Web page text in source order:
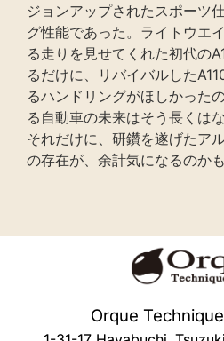
ジョンアップされたスポーツ
グ性能であった。ライトウエ
る走りを見せてくれた初代の
るだけに、リバイバルした
るハンドリングがほしかった
る自動車の未来はそう長くは
それだけに、研鑽を遂げたア
の存在が、余計気になるのかも
Orque